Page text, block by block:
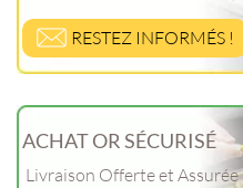
RESTEZ INFORMÉS !
ACHAT OR SÉCURISÉ
Livraison Offerte et Assurée